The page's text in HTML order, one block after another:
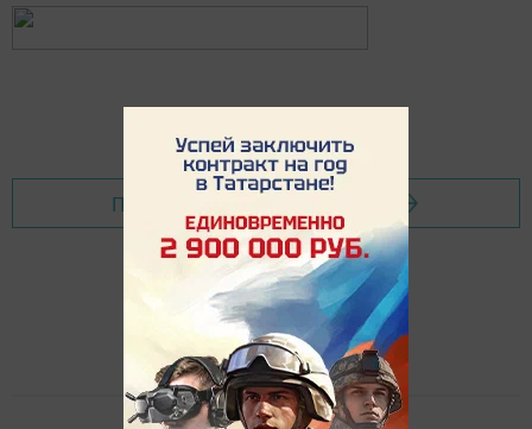
Перейти на страницу новости